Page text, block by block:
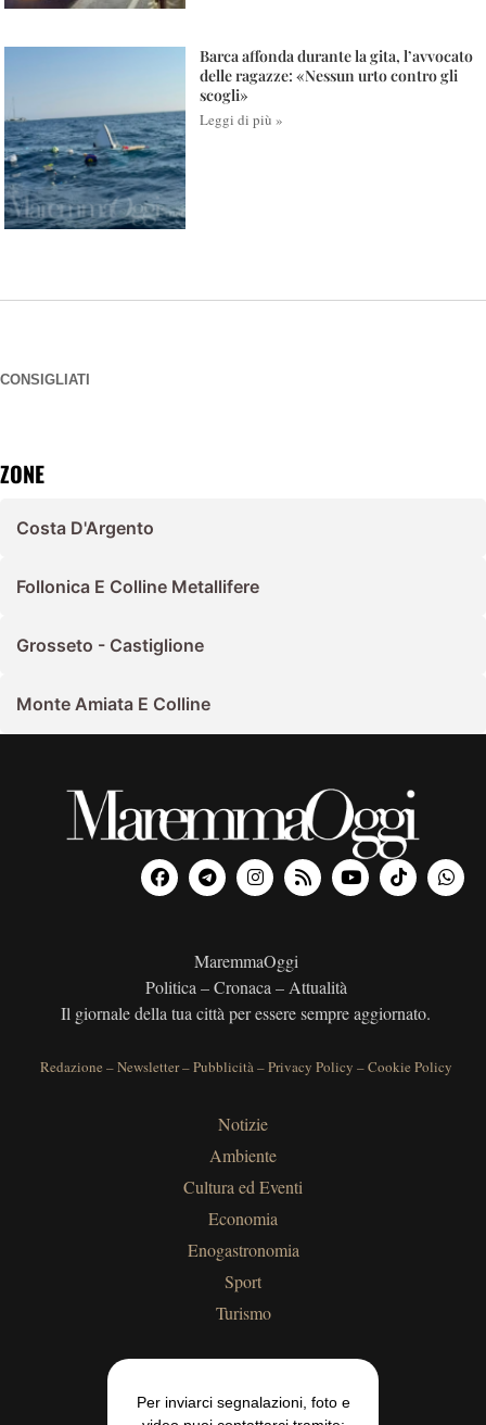
Barca affonda durante la gita, l’avvocato
delle ragazze: «Nessun urto contro gli
scogli»
Leggi di più »
CONSIGLIATI
ZONE
Costa D'Argento
Follonica E Colline Metallifere
Grosseto - Castiglione
Monte Amiata E Colline
MaremmaOggi
Politica – Cronaca – Attualità
Il giornale della tua città per essere sempre aggiornato.
Redazione –Newsletter–Pubblicità–Privacy Policy –Cookie Policy
Notizie
Ambiente
Cultura ed Eventi
Economia
Enogastronomia
Sport
Turismo
Per inviarci segnalazioni, foto e